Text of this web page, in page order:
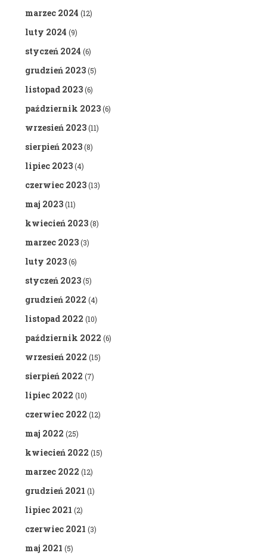
marzec 2024 (12)
luty 2024 (9)
styczeń 2024 (6)
grudzień 2023(5)
listopad 2023(6)
październik 2023(6)
wrzesień 2023(11)
sierpień 2023(8)
lipiec 2023(4)
czerwiec 2023(13)
maj 2023(11)
kwiecień 2023(8)
marzec 2023(3)
luty 2023(6)
styczeń 2023(5)
grudzień 2022 (4)
listopad 2022 (10)
październik 2022 (6)
wrzesień 2022 (15)
sierpień 2022 (7)
lipiec 2022 (10)
czerwiec 2022 (12)
maj 2022 (25)
kwiecień 2022 (15)
marzec 2022 (12)
grudzień 2021 (1)
lipiec 2021 (2)
czerwiec 2021 (3)
maj 2021 (5)